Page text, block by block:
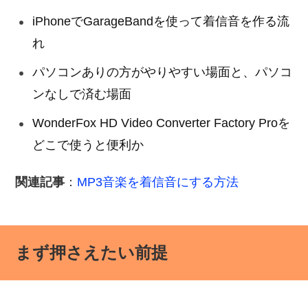
iPhoneでGarageBandを使って着信音を作る流
れ
パソコンありの方がやりやすい場面と、パソコ
ンなしで済む場面
WonderFox HD Video Converter Factory Proを
どこで使うと便利か
関連記事 ： MP3音楽を着信音にする方法
まず押さえたい前提